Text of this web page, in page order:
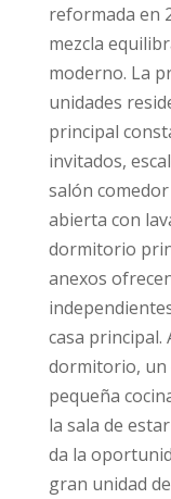
reformada en
mezcla
moderno. La
unidades
principal
invitados,
salón
abierta con
dormitorio
anexos
casa principal.
dormitorio, un
pequeña
la sala de
da la
gran unidad